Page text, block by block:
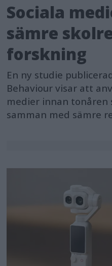
Sociala
sämre
forskning
En ny studie
Behaviour visar att
medier innan tonåren
samman med sämre